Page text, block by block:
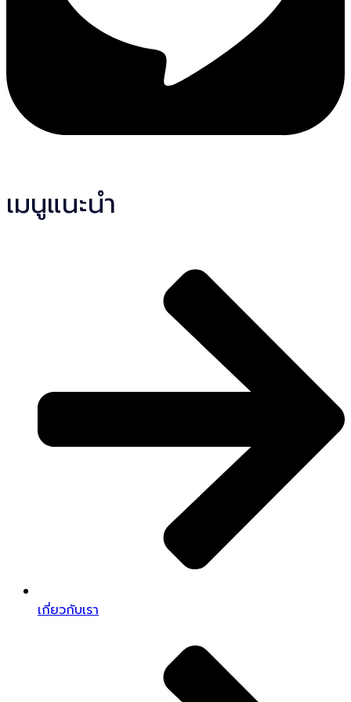
เมนูแนะนำ
เกี่ยวกับเรา